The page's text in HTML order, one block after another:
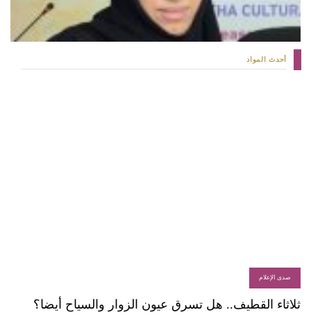
أحدث المواد
صدى الإعلام
ثلاثاء القطيف.. هل تسرق عيون الزوار والسياح أيضا؟